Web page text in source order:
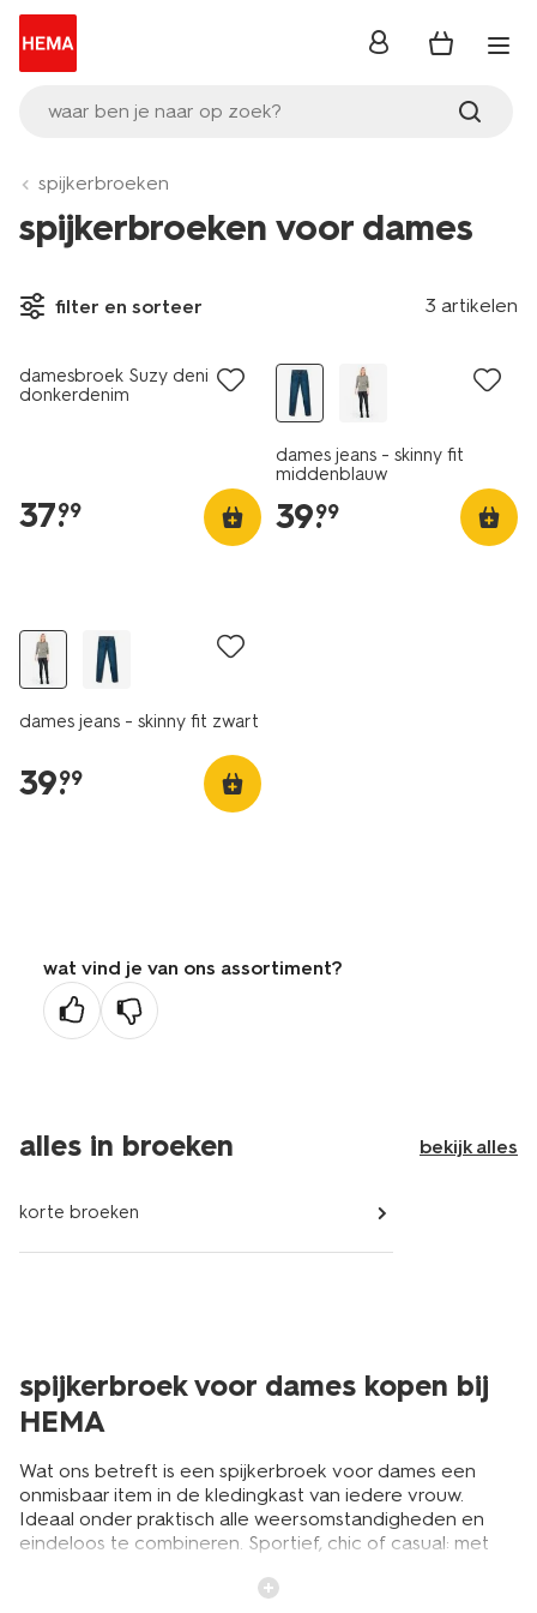
waar ben je naar op zoek?
inloggen
spijkerbroeken
spijkerbroeken voor dames
filter en sorteer 3 artikelen
nieuw
damesbroek Suzy denim
donkerdenim
37.
99
dames jeans - skinny fit
middenblauw
39.
99
dames jeans - skinny fit zwart
39.
99
wat vind je van ons assortiment?
alles in broeken bekijk alles
korte broeken
spijkerbroek voor dames kopen bij
HEMA
Wat ons betreft is een spijkerbroek voor dames een
onmisbaar item in de kledingkast van iedere vrouw.
Ideaal onder praktisch alle weersomstandigheden en
eindeloos te combineren. Sportief, chic of casual: met
de deur uit. En met de verschillende kleuren en modellen